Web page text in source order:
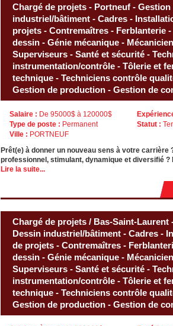
Chargé de projets - Portneuf -
industriel/bâtiment - Cadres -
projets - Contremaîtres - Ferblanterie
dessin - Génie mécanique -
Superviseurs - Santé et sécurité -
instrumentation/contrôle - Tôlerie et
technique - Techniciens contrôle
Gestion de production - Gestion de
Salaire : De 95000$ à 120000$
Type de poste : Permanent
Ville : PORTNEUF
Statut :
Prêt(e) à donner un nouveau sens à votre
professionnel, stimulant, dynamique et diversifié
Lire la suite...
Chargé de projets / Bas-Saint-Laurent
Dessin industriel/bâtiment - Cadres -
de projets - Contremaîtres -
dessin - Génie mécanique -
Superviseurs - Santé et sécurité -
instrumentation/contrôle - Tôlerie et
technique - Techniciens contrôle
Gestion de production - Gestion de